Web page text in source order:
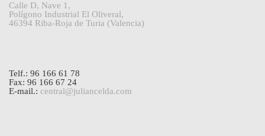
Calle D, Nave 1,
Polígono Industrial El Oliveral,
46394 Riba-Roja de Turia (Valencia)
Telf.: 96 166 61 78
Fax: 96 166 67 24
E-mail.: central@juliancelda.com